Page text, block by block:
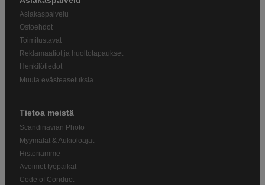
Asiakaspalvelu
Ostoehdot
Toimitustavat
Reklamaatiot ja huoltotapaukset
Henkilötiedot
Muuta evästeasetuksia
Tietoa meistä
Scandinavian Photo
Myymälät & Aukioloajat
Historiamme
Avoimet työpaikat
Code of Conduct